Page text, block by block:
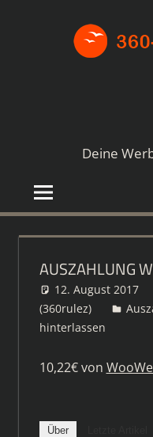
Deine
AUSZAHLUNG
12. August 2017
(360rulez)
hinterlassen
10,22€ von
Über